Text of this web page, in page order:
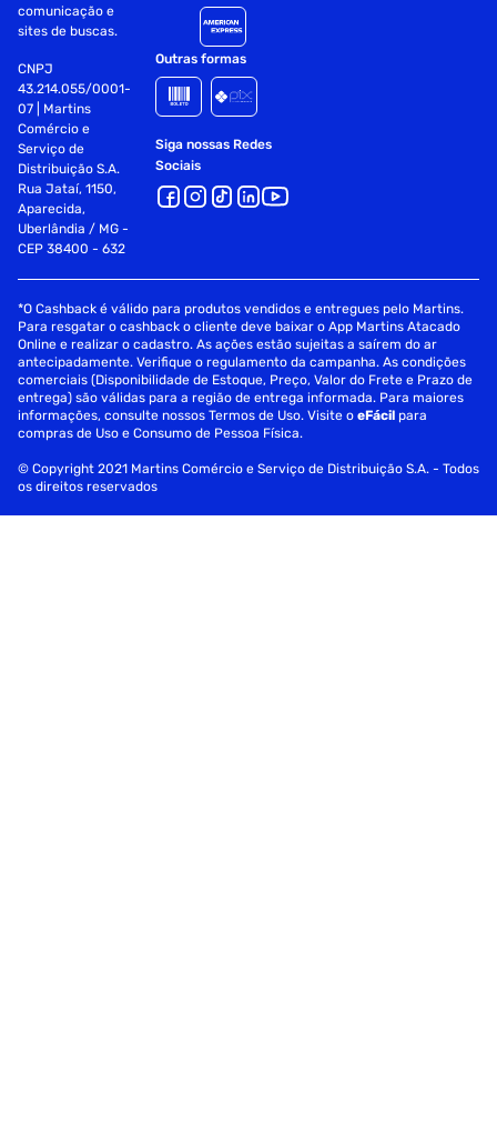
comunicação e
sites de buscas.
CNPJ
43.214.055/0001-
07 | Martins
Comércio e
Serviço de
Distribuição S.A.
Rua Jataí, 1150,
Aparecida,
Uberlândia / MG -
CEP 38400 - 632
Outras formas
Siga nossas Redes
Sociais
*O Cashback é válido para produtos vendidos e entregues pelo Martins.
Para resgatar o cashback o cliente deve baixar o App Martins Atacado
Online e realizar o cadastro. As ações estão sujeitas a saírem do ar
antecipadamente. Verifique o regulamento da campanha. As condições
comerciais (Disponibilidade de Estoque, Preço, Valor do Frete e Prazo de
entrega) são válidas para a região de entrega informada. Para maiores
informações, consulte nossos Termos de Uso. Visite oeFácil para
compras de Uso e Consumo de Pessoa Física.
© Copyright 2021 Martins Comércio e Serviço de Distribuição S.A. - Todos
os direitos reservados